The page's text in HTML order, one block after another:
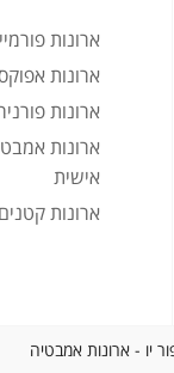
ארונות
ארונות
ארונות
ארונות
אישית
ארונות קטנים